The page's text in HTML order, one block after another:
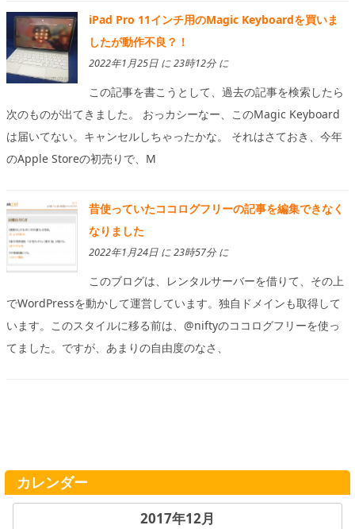
iPad Pro 11インチ用のMagic Keyboardを買いま
したが動作不良？！
2022年1月25日 に 23時12分 に
この記事を書こうとして、過去の記事を検索したら
次のものが出てきました。 おっカシーなー、このMagic Keyboard
は届いてない。キャンセルしちゃったかな。 それはさておき、今年
のApple Storeの初売りで、M
昔使っていたココログフリーの記事を編集できなく
なりました
2022年1月24日 に 23時57分 に
このブログは、レンタルサーバーを借りて、その上
でWordPressを動かして運営しています。独自ドメインも取得して
います。このスタイルに移る前は、@niftyのココログフリーを使っ
てました。ですが、あまりの自由度のなさ、
カレンダー
2017年12月